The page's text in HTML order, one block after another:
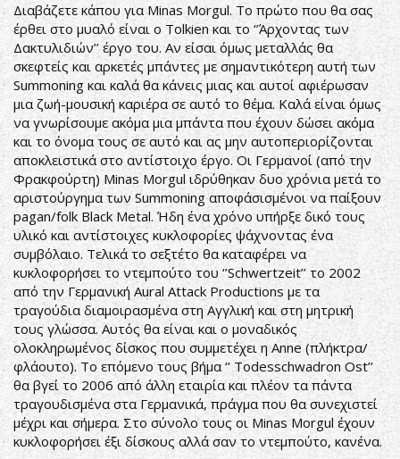
Διαβάζετε κάπου για Minas Morgul. Το πρώτο που θα σας
έρθει στο μυαλό είναι ο Tolkien και το ‘’Άρχοντας των
Δακτυλιδιών’’ έργο του. Αν είσαι όμως μεταλλάς θα
σκεφτείς και αρκετές μπάντες με σημαντικότερη αυτή των
Summoning και καλά θα κάνεις μιας και αυτοί αφιέρωσαν
μια ζωή-μουσική καριέρα σε αυτό το θέμα. Καλά είναι όμως
να γνωρίσουμε ακόμα μια μπάντα που έχουν δώσει ακόμα
και το όνομα τους σε αυτό και ας μην αυτοπεριορίζονται
αποκλειστικά στο αντίστοιχο έργο. Οι Γερμανοί (από την
Φρακφούρτη) Minas Morgul ιδρύθηκαν δυο χρόνια μετά το
αριστούργημα των Summoning αποφάσισμένοι να παίξουν
pagan/folk Black Metal. Ήδη ένα χρόνο υπήρξε δικό τους
υλικό και αντίστοιχες κυκλοφορίες ψάχνοντας ένα
συμβόλαιο. Τελικά το σεξτέτο θα καταφέρει να
κυκλοφορήσει το ντεμπούτο του ‘’Schwertzeit’’ το 2002
από την Γερμανική Aural Attack Productions με τα
τραγούδια διαμοιρασμένα στη Αγγλική και στη μητρική
τους γλώσσα. Αυτός θα είναι και ο μοναδικός
ολοκληρωμένος δίσκος που συμμετέχει η Anne (πλήκτρα/
φλάουτο). Το επόμενο τους βήμα ‘’ Todesschwadron Ost’’
θα βγεί το 2006 από άλλη εταιρία και πλέον τα πάντα
τραγουδισμένα στα Γερμανικά, πράγμα που θα συνεχιστεί
μέχρι και σήμερα. Στο σύνολο τους οι Minas Morgul έχουν
κυκλοφορήσει έξι δίσκους αλλά σαν το ντεμπούτο, κανένα.